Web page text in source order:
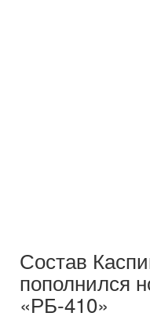
Состав
пополнился
«РБ-410»